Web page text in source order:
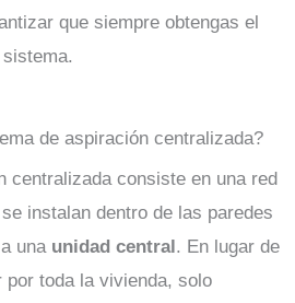
que siempre obtengas el
de aspiración centralizada?
centralizada consiste en una red
instalan dentro de las paredes
una unidad central. En lugar de
toda la vivienda, solo